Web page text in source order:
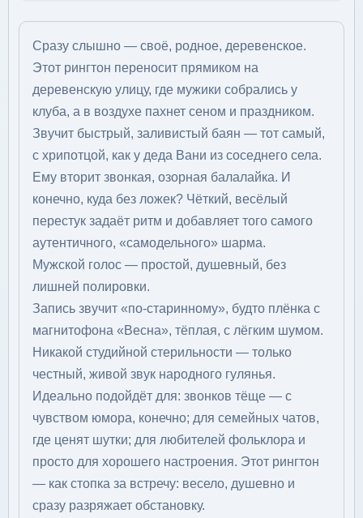
Сразу слышно — своё, родное, деревенское.
Этот рингтон переносит прямиком на
деревенскую улицу, где мужики собрались у
клуба, а в воздухе пахнет сеном и праздником.
Звучит быстрый, заливистый баян — тот самый,
с хрипотцой, как у деда Вани из соседнего села.
Ему вторит звонкая, озорная балалайка. И
конечно, куда без ложек? Чёткий, весёлый
перестук задаёт ритм и добавляет того самого
аутентичного, «самодельного» шарма.
Мужской голос — простой, душевный, без
лишней полировки.
Запись звучит «по-старинному», будто плёнка с
магнитофона «Весна», тёплая, с лёгким шумом.
Никакой студийной стерильности — только
честный, живой звук народного гулянья.
Идеально подойдёт для: звонков тёще — с
чувством юмора, конечно; для семейных чатов,
где ценят шутки; для любителей фольклора и
просто для хорошего настроения. Этот рингтон
— как стопка за встречу: весело, душевно и
сразу разряжает обстановку.